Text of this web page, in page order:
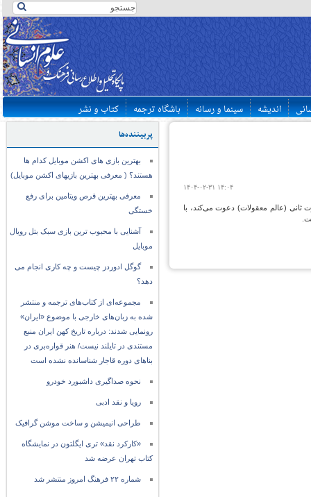
اندیشه سینما و رسانه باشگاه ترجمه کتاب و نشر
پربیننده‌ها
بهترین بازی های اکشن موبایل کدام ها
هستند؟ ( معرفی بهترین بازیهای اکشن موبایل)
معرفی بهترین قرص ویتامین برای رفع
خستگی
آشنایی با محبوب ترین بازی سبک بتل رویال
موبایل
گوگل ادوردز چیست و چه کاری انجام می
دهد؟
مجموعه‌ای از کتاب‌های ترجمه و منتشر
شده به زبان‌های خارجی با موضوع «ایران»
رونمایی شدند: درباره تاریخ کهن ایران منبع
مستندی در تایلند نیست/ هنر قواره‌بری در
بناهای دوره قاجار شناسانده نشده است
نحوه صداگیری داشبورد خودرو
رویا و نقد ادبی
طراحی انیمیشن و ساخت موشن گرافیک
«کارکرد نقد» تری ایگلتون در نمایشگاه
کتاب تهران عرضه شد
شماره ۲۲ فرهنگ امروز منتشر شد
۱۴۰۴-۰۲-۳۱ ۱۴:۰۴
(عالم معقولات) دعوت می‌کند، با